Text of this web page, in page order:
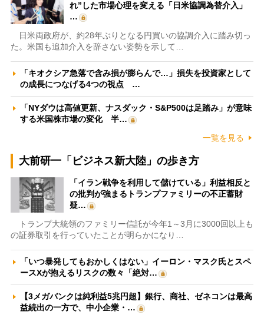
れ”した市場心理を変える「日米協調為替介入」
…
日米両政府が、約28年ぶりとなる円買いの協調介入に踏み切っ
た。米国も追加介入を辞さない姿勢を示して…
「キオクシア急落で含み損が膨らんで…」損失を投資家として
の成長につなげる4つの視点 …
「NYダウは高値更新、ナスダック・S&P500は足踏み」が意味
する米国株市場の変化 半…
一覧を見る
大前研一「ビジネス新大陸」の歩き方
「イラン戦争を利用して儲けている」利益相反と
の批判が強まるトランプファミリーの不正蓄財
疑…
トランプ大統領のファミリー信託が今年1～3月に3000回以上も
の証券取引を行っていたことが明らかになり…
「いつ暴発してもおかしくはない」イーロン・マスク氏とスペ
ースXが抱えるリスクの数々「絶対…
【3メガバンクは純利益5兆円超】銀行、商社、ゼネコンは最高
益続出の一方で、中小企業・…